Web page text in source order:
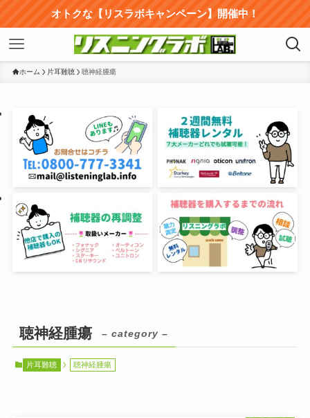
オトクな【リスラボキャンペーン】開催中！
ホーム 片耳難聴 聴神経腫瘍
聴神経腫瘍 – category –
片耳難聴 聴神経腫瘍